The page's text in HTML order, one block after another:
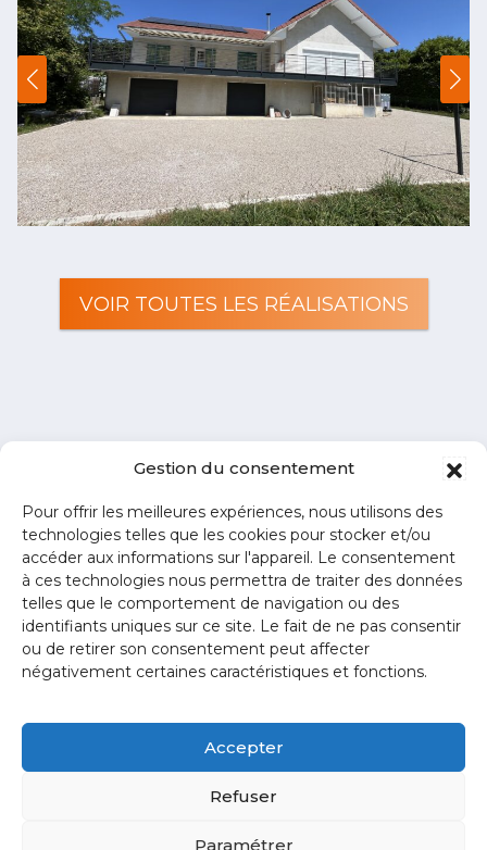
Gestion du consentement
Pour offrir les meilleures expériences, nous utilisons des
technologies telles que les cookies pour stocker et/ou
accéder aux informations sur l'appareil. Le consentement
à ces technologies nous permettra de traiter des données
telles que le comportement de navigation ou des
identifiants uniques sur ce site. Le fait de ne pas consentir
ou de retirer son consentement peut affecter
négativement certaines caractéristiques et fonctions.
Accepter
Refuser
Paramétrer
VOIR TOUTES LES RÉALISATIONS
ZA La Blanchotte- 25440Quingey
03 81 80 44 93